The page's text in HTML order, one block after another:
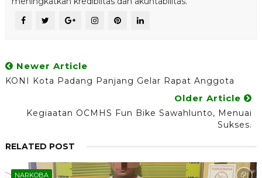
Newer Article
KONI Kota Padang Panjang Gelar Rapat Anggota
Older Article
Kegiaatan OCMHS Fun Bike Sawahlunto, Menuai
Sukses.
RELATED POST
NARKOBA